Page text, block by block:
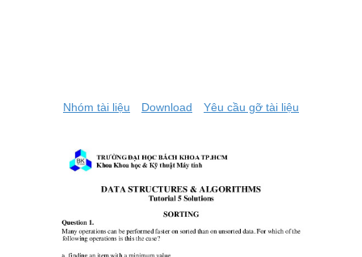
Nhóm tài liệu Download Yêu cầu gỡ tài liệu